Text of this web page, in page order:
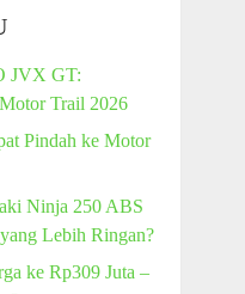
JVX GT:
Trail 2026
Pindah ke Motor
Ninja 250 ABS
Lebih Ringan?
ke Rp309 Juta –